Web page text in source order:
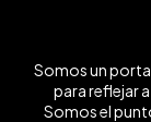
Somos un
para reflejar a
Somos el